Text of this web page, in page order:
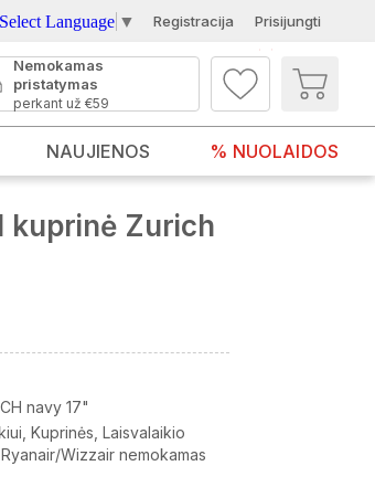
Select Language ▼ Registracija Prisijungti
Nemokamas
pristatymas
perkant už €59
NAUJIENOS % NUOLAIDOS
kuprinė Zurich
navy 17"
Kuprinės Laisvalaikio
Ryanair/Wizzair nemokamas